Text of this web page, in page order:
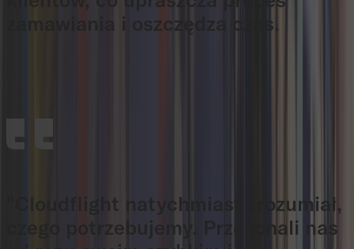
zamawiania i oszczędza czas.
"Cloudflight natychmiast zrozumiał,
czego potrzebujemy. Przekonali nas